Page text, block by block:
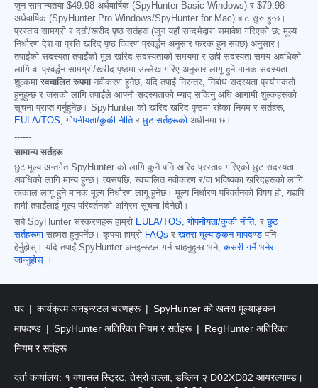
जुन सामान्यतया $49.98 अर्धवार्षिक (SpyHunter Basic Windows) र $79.98
अर्धवार्षिक (SpyHunter Pro Windows/SpyHunter for Mac) बाट सुरु हुन्छ।
प्रस्ताव सामग्री र दर्ता/खरीद पृष्ठ सर्तहरू (जुन यहाँ सन्दर्भद्वारा समावेश गरिएको छ; मूल्य
निर्धारण देश वा प्रति खरिद पृष्ठ विवरण प्रवर्द्धन अनुसार फरक हुन सक्छ) अनुसार।
तपाईंको सदस्यता तपाईंको मूल खरिद सदस्यताको समयमा र उही सदस्यता समय अवधिको
लागि वा प्रवर्द्धन सामग्री/खरीद पृष्ठमा उल्लेख गरिए अनुसार लागू हुने मानक सदस्यता
शुल्कमा स्वचालित रूपमानवीकरण हुनेछ, यदि तपाईं निरन्तर, निर्बाध सदस्यता प्रयोगकर्ता
हुनुहुन्छ र जसको लागि तपाईंले आफ्नो सदस्यताको म्याद सकिनु अघि आगामी शुल्कहरूको
सूचना प्राप्त गर्नुहुनेछ। SpyHunter को खरिद खरिद पृष्ठमा रहेका नियम र सर्तहरू,
EULA/TOS,गोपनीयता/कुकी नीतिरछुट सर्तहरूको अधीनमा छ।
------
सामान्य सर्तहरू
छुट मूल्य अन्तर्गत SpyHunter को लागि कुनै पनि खरिद प्रस्ताव गरिएको छुट सदस्यता
अवधिको लागि मान्य हुन्छ। त्यसपछि, स्वचालित नवीकरण र/वा भविष्यका खरिदहरूको लागि
तत्काल लागू हुने मानक मूल्य निर्धारण लागू हुनेछ। मूल्य निर्धारण परिवर्तनको विषय हो, यद्यपि
हामी तपाईंलाई मूल्य परिवर्तनको अग्रिम सूचना दिनेछौं।
सबै SpyHunter संस्करणहरू हाम्रो EULA/TOS,गोपनीयता/कुकी नीति, रछुट
सर्तहरूमा सहमत हुनुपर्नेछ। कृपया हाम्रो FAQs रखतरा मूल्याङ्कन मापदण्ड पनि
हेर्नुहोस्। यदि तपाईं SpyHunter अनइन्स्टल गर्न चाहनुहुन्छ भने,कसरी गर्ने भनेर
जान्नुहोस् ।
घर कार्यक्रम अनइन्स्टल चरणहरू
SpyHunter को खतरा मूल्याङ्कन
मापदण्ड
SpyHunter अतिरिक्त नियम र सर्तहरू
RegHunter अतिरिक्त
नियम र सर्तहरू
दर्ता कार्यालय: १ क्यासल स्ट्रिट, तेस्रो तल्ला, डब्लिन २ D02XD82 आयरल्याण्ड।